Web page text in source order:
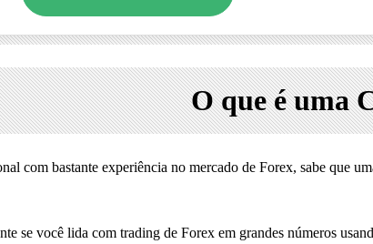
O que é uma
com bastante experiência no mercado de Forex, sabe que
se você lida com trading de Forex em grandes números